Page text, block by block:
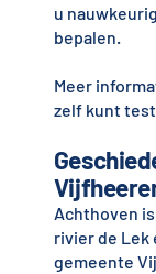
u
bepalen.
Meer
zelf kunt
Achthoven
rivier de Lek
gemeente